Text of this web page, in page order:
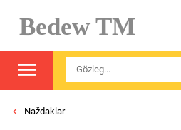
Bedew TM
Naždaklar